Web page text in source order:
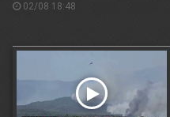
02/08 18:48